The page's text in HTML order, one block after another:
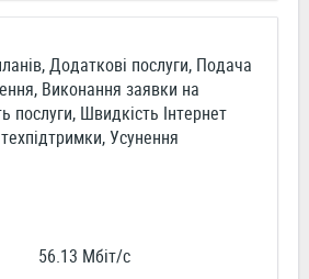
Додаткові послуги, Подача
Виконання заявки на
послуги, Швидкість Інтернет
Усунення
56.13 Мбіт/c